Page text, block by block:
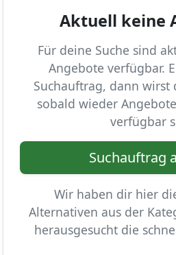
Aktuell keine
Für deine Suche sind
Angebote verfügbar.
Suchauftrag, dann
sobald wieder
verfügbar
Suchauftrag
Wir haben dir hier
Alternativen aus der
herausgesucht die